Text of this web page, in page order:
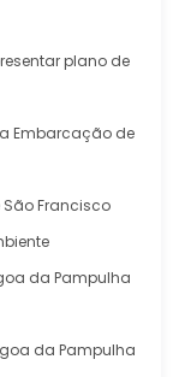
plano de
Embarcação de
Francisco
da Pampulha
da Pampulha